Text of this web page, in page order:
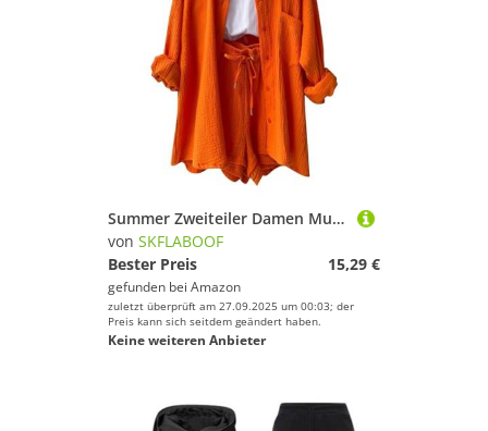
Summer Zweiteiler Damen Musselin Bluse Set, Elegant Leinen Bluse Hemd Und Shorts Einfarbig Lounge Set Strand Y2k Clothes Sportanzug Oversize Freizeitanzug Kurzarm Hausanzug Outfits Orange XL
von SKFLABOOF
Bester Preis
15,29 €
gefunden bei Amazon
zuletzt überprüft am 27.09.2025 um 00:03; der
Preis kann sich seitdem geändert haben.
Keine weiteren Anbieter